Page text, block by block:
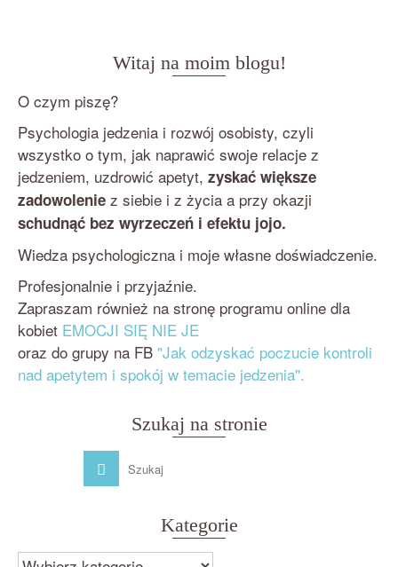
Witaj na moim blogu!
O czym piszę?
Psychologia jedzenia i rozwój osobisty, czyli
wszystko o tym, jak naprawić swoje relacje z
jedzeniem, uzdrowić apetyt, zyskać większe
zadowolenie z siebie i z życia a przy okazji
schudnąć bez wyrzeczeń i efektu jojo.
Wiedza psychologiczna i moje własne doświadczenie.
Profesjonalnie i przyjaźnie.
Zapraszam również na stronę programu online dla
kobiet EMOCJI SIĘ NIE JE
oraz do grupy na FB "Jak odzyskać poczucie kontroli
nad apetytem i spokój w temacie jedzenia".
Szukaj na stronie
Kategorie
Kategorie